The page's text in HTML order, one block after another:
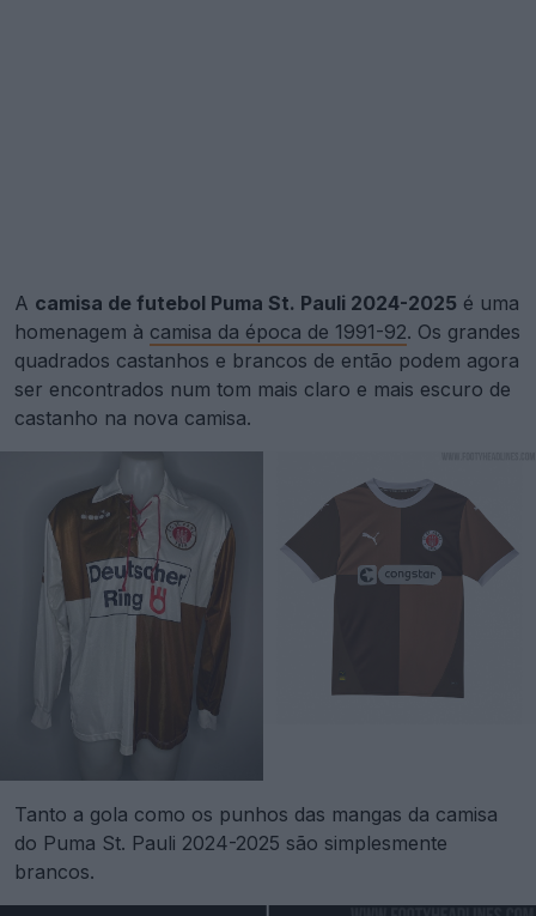
A camisa de futebol Puma St. Pauli 2024-2025 é uma
homenagem à camisa da época de 1991-92. Os grandes
quadrados castanhos e brancos de então podem agora
ser encontrados num tom mais claro e mais escuro de
castanho na nova camisa.
Tanto a gola como os punhos das mangas da camisa
do Puma St. Pauli 2024-2025 são simplesmente
brancos.